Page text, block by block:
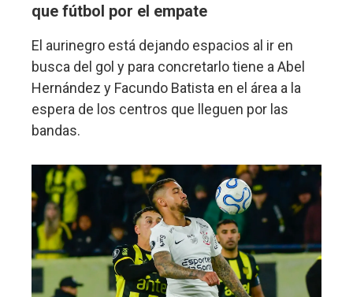
que fútbol por el empate
El aurinegro está dejando espacios al ir en
busca del gol y para concretarlo tiene a Abel
Hernández y Facundo Batista en el área a la
espera de los centros que lleguen por las
bandas.